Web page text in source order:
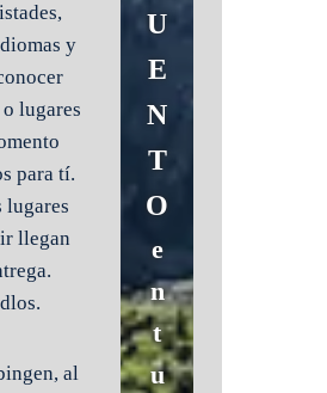
y
lugares
para tí.
lugares
llegan
al
U
E
N
T
O
e
n
t
u